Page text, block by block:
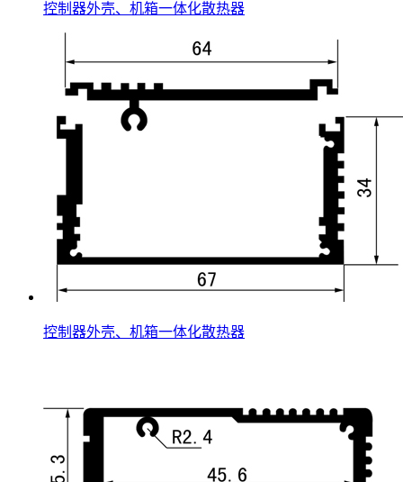
控制器外壳、机箱一体化散热器
控制器外壳、机箱一体化散热器